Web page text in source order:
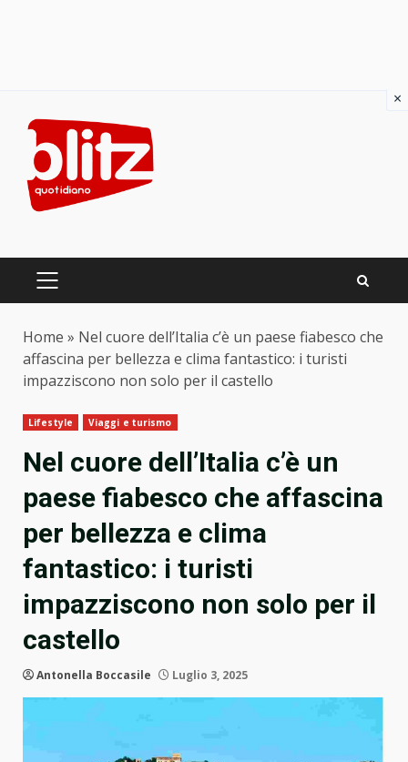
content
PRIMARY
Home » Nel cuore dell’Italia c’è un paese fiabesco che
affascina per bellezza e clima fantastico: i turisti
impazziscono non solo per il castello
Lifestyle Viaggi e turismo
Nel cuore dell’Italia c’è un
paese fiabesco che affascina
per bellezza e clima
fantastico: i turisti
impazziscono non solo per il
castello
Antonella Boccasile Luglio 3, 2025
×